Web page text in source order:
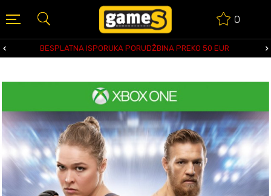
0
BESPLATNA ISPORUKA PORUDŽBINA PREKO 50 EUR